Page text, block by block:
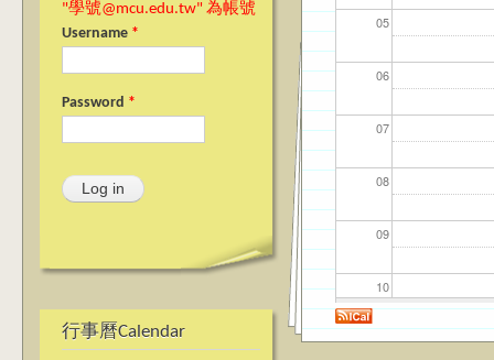
"學號@mcu.edu.tw" 為帳號
Username *
Password *
行事曆Calendar
05
06
07
08
09
10
11